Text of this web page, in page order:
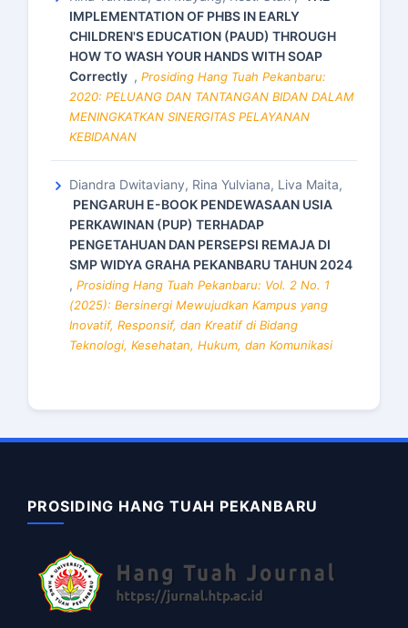
IMPLEMENTATION OF PHBS IN EARLY
CHILDREN'S EDUCATION (PAUD) THROUGH
HOW TO WASH YOUR HANDS WITH SOAP
Correctly , Prosiding Hang Tuah Pekanbaru:
2020: PELUANG DAN TANTANGAN BIDAN DALAM
MENINGKATKAN SINERGITAS PELAYANAN
KEBIDANAN
Diandra Dwitaviany, Rina Yulviana, Liva Maita,
PENGARUH E-BOOK PENDEWASAAN USIA
PERKAWINAN (PUP) TERHADAP
PENGETAHUAN DAN PERSEPSI REMAJA DI
SMP WIDYA GRAHA PEKANBARU TAHUN 2024
, Prosiding Hang Tuah Pekanbaru: Vol. 2 No. 1
(2025): Bersinergi Mewujudkan Kampus yang
Inovatif, Responsif, dan Kreatif di Bidang
Teknologi, Kesehatan, Hukum, dan Komunikasi
PROSIDING HANG TUAH PEKANBARU